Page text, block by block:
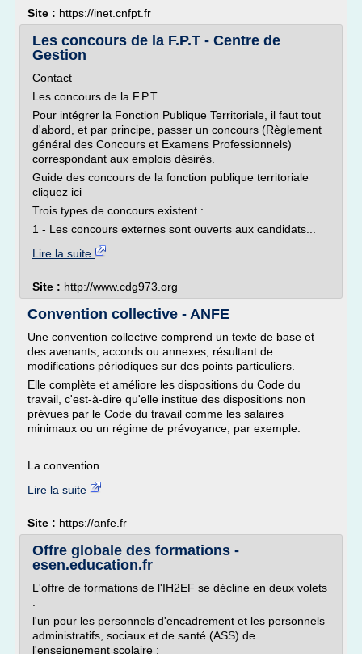
Site : https://inet.cnfpt.fr
Les concours de la F.P.T - Centre de
Gestion
Contact
Les concours de la F.P.T
Pour intégrer la Fonction Publique Territoriale, il faut tout
d'abord, et par principe, passer un concours (Règlement
général des Concours et Examens Professionnels)
correspondant aux emplois désirés.
Guide des concours de la fonction publique territoriale
cliquez ici
Trois types de concours existent :
1 - Les concours externes sont ouverts aux candidats...
Lire la suite
Site : http://www.cdg973.org
Convention collective - ANFE
Une convention collective comprend un texte de base et
des avenants, accords ou annexes, résultant de
modifications périodiques sur des points particuliers.
Elle complète et améliore les dispositions du Code du
travail, c'est-à-dire qu'elle institue des dispositions non
prévues par le Code du travail comme les salaires
minimaux ou un régime de prévoyance, par exemple.
La convention...
Lire la suite
Site : https://anfe.fr
Offre globale des formations -
esen.education.fr
L'offre de formations de l'IH2EF se décline en deux volets
:
l'un pour les personnels d'encadrement et les personnels
administratifs, sociaux et de santé (ASS) de
l'enseignement scolaire :